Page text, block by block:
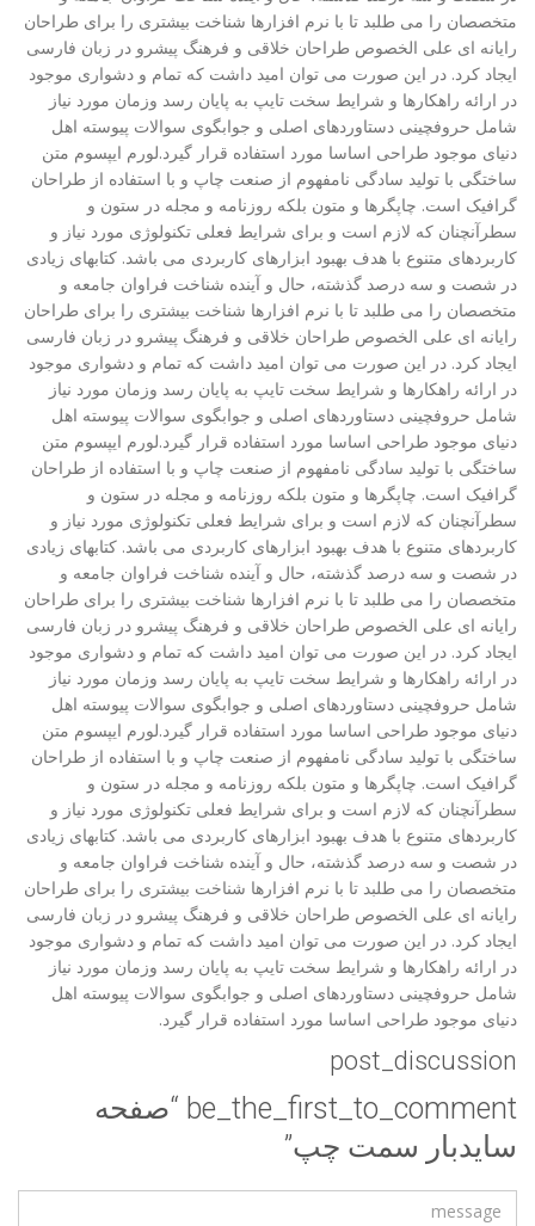
متخصصان را می طلبد تا با نرم افزارها شناخت بیشتری را برای طراحان
رایانه ای علی الخصوص طراحان خلاقی و فرهنگ پیشرو در زبان فارسی
ایجاد کرد. در این صورت می توان امید داشت که تمام و دشواری موجود
در ارائه راهکارها و شرایط سخت تایپ به پایان رسد وزمان مورد نیاز
شامل حروفچینی دستاوردهای اصلی و جوابگوی سوالات پیوسته اهل
دنیای موجود طراحی اساسا مورد استفاده قرار گیرد.لورم ایپسوم متن
ساختگی با تولید سادگی نامفهوم از صنعت چاپ و با استفاده از طراحان
گرافیک است. چاپگرها و متون بلکه روزنامه و مجله در ستون و
سطرآنچنان که لازم است و برای شرایط فعلی تکنولوژی مورد نیاز و
کاربردهای متنوع با هدف بهبود ابزارهای کاربردی می باشد. کتابهای زیادی
در شصت و سه درصد گذشته، حال و آینده شناخت فراوان جامعه و
متخصصان را می طلبد تا با نرم افزارها شناخت بیشتری را برای طراحان
رایانه ای علی الخصوص طراحان خلاقی و فرهنگ پیشرو در زبان فارسی
ایجاد کرد. در این صورت می توان امید داشت که تمام و دشواری موجود
در ارائه راهکارها و شرایط سخت تایپ به پایان رسد وزمان مورد نیاز
شامل حروفچینی دستاوردهای اصلی و جوابگوی سوالات پیوسته اهل
دنیای موجود طراحی اساسا مورد استفاده قرار گیرد.لورم ایپسوم متن
ساختگی با تولید سادگی نامفهوم از صنعت چاپ و با استفاده از طراحان
گرافیک است. چاپگرها و متون بلکه روزنامه و مجله در ستون و
سطرآنچنان که لازم است و برای شرایط فعلی تکنولوژی مورد نیاز و
کاربردهای متنوع با هدف بهبود ابزارهای کاربردی می باشد. کتابهای زیادی
در شصت و سه درصد گذشته، حال و آینده شناخت فراوان جامعه و
متخصصان را می طلبد تا با نرم افزارها شناخت بیشتری را برای طراحان
رایانه ای علی الخصوص طراحان خلاقی و فرهنگ پیشرو در زبان فارسی
ایجاد کرد. در این صورت می توان امید داشت که تمام و دشواری موجود
در ارائه راهکارها و شرایط سخت تایپ به پایان رسد وزمان مورد نیاز
شامل حروفچینی دستاوردهای اصلی و جوابگوی سوالات پیوسته اهل
دنیای موجود طراحی اساسا مورد استفاده قرار گیرد.لورم ایپسوم متن
ساختگی با تولید سادگی نامفهوم از صنعت چاپ و با استفاده از طراحان
گرافیک است. چاپگرها و متون بلکه روزنامه و مجله در ستون و
سطرآنچنان که لازم است و برای شرایط فعلی تکنولوژی مورد نیاز و
کاربردهای متنوع با هدف بهبود ابزارهای کاربردی می باشد. کتابهای زیادی
در شصت و سه درصد گذشته، حال و آینده شناخت فراوان جامعه و
متخصصان را می طلبد تا با نرم افزارها شناخت بیشتری را برای طراحان
رایانه ای علی الخصوص طراحان خلاقی و فرهنگ پیشرو در زبان فارسی
ایجاد کرد. در این صورت می توان امید داشت که تمام و دشواری موجود
در ارائه راهکارها و شرایط سخت تایپ به پایان رسد وزمان مورد نیاز
شامل حروفچینی دستاوردهای اصلی و جوابگوی سوالات پیوسته اهل
دنیای موجود طراحی اساسا مورد استفاده قرار گیرد.
post_discussion
be_the_first_to_comment “صفحه
سایدبار سمت چپ”